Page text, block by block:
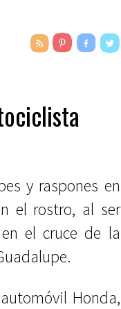
y raspones en
el rostro, al ser
el cruce de la
Honda,